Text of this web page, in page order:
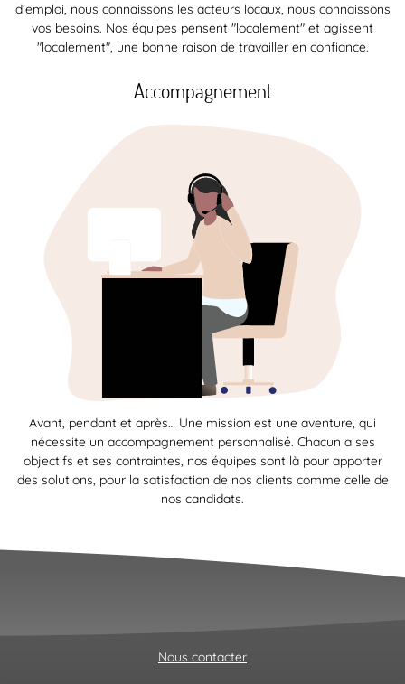
d’emploi, nous connaissons les acteurs locaux, nous connaissons
vos besoins. Nos équipes pensent "localement" et agissent
"localement", une bonne raison de travailler en confiance.
Accompagnement
Avant, pendant et après… Une mission est une aventure, qui
nécessite un accompagnement personnalisé. Chacun a ses
objectifs et ses contraintes, nos équipes sont là pour apporter
des solutions, pour la satisfaction de nos clients comme celle de
nos candidats.
Nous contacter